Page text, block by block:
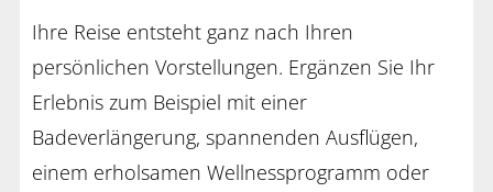
Ihre Reise entsteht ganz nach Ihren
persönlichen Vorstellungen. Ergänzen Sie Ihr
Erlebnis zum Beispiel mit einer
Badeverlängerung, spannenden Ausflügen,
einem erholsamen Wellnessprogramm oder